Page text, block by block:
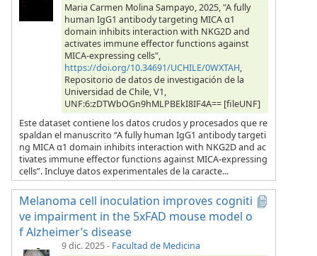
Maria Carmen Molina Sampayo, 2025, "A fully
human IgG1 antibody targeting MICA α1
domain inhibits interaction with NKG2D and
activates immune effector functions against
MICA-expressing cells",
https://doi.org/10.34691/UCHILE/0WXTAH,
Repositorio de datos de investigación de la
Universidad de Chile, V1,
UNF:6:zDTWbOGn9hMLPBEkI8IF4A== [fileUNF]
Este dataset contiene los datos crudos y procesados que re
spaldan el manuscrito “A fully human IgG1 antibody targeti
ng MICA α1 domain inhibits interaction with NKG2D and ac
tivates immune effector functions against MICA-expressing
cells”. Incluye datos experimentales de la caracte...
Melanoma cell inoculation improves cogniti
ve impairment in the 5xFAD mouse model o
f Alzheimer’s disease
9 dic. 2025- Facultad de Medicina